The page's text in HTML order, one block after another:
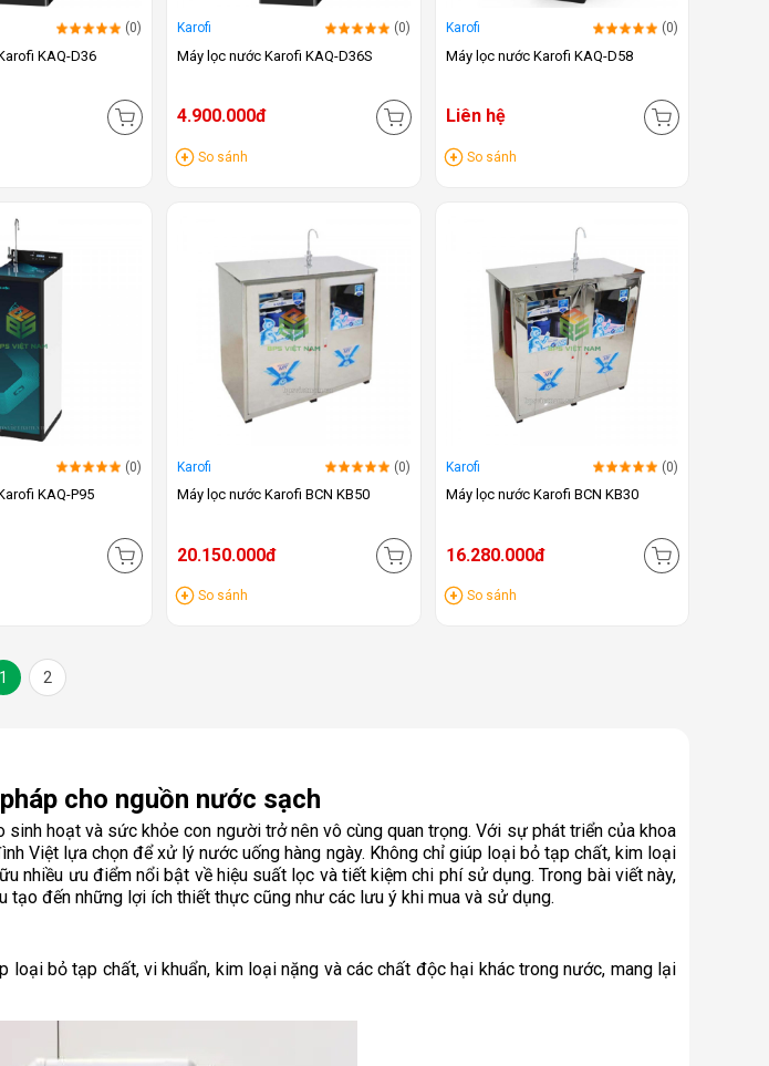
(0)
KAQ-D36
Karofi (0)
Máy lọc nước Karofi KAQ-D36S
4.900.000đ
So sánh
Karofi (0)
Máy lọc nước Karofi KAQ-D58
Liên hệ
So sánh
(0)
KAQ-P95
Karofi (0)
Máy lọc nước Karofi BCN KB50
20.150.000đ
So sánh
Karofi (0)
Máy lọc nước Karofi BCN KB30
16.280.000đ
So sánh
1 2
cho nguồn nước sạch
hoạt và sức khỏe con người trở nên vô cùng quan trọng. Với sự phát triển của khoa
Việt lựa chọn để xử lý nước uống hàng ngày. Không chỉ giúp loại bỏ tạp chất, kim loại
nhiều ưu điểm nổi bật về hiệu suất lọc và tiết kiệm chi phí sử dụng. Trong bài viết này,
tạo đến những lợi ích thiết thực cũng như các lưu ý khi mua và sử dụng.
bỏ tạp chất, vi khuẩn, kim loại nặng và các chất độc hại khác trong nước, mang lại